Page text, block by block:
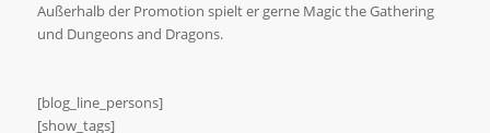
Außerhalb der Promotion spielt er gerne Magic the Gathering
und Dungeons and Dragons.
[blog_line_persons]
[show_tags]